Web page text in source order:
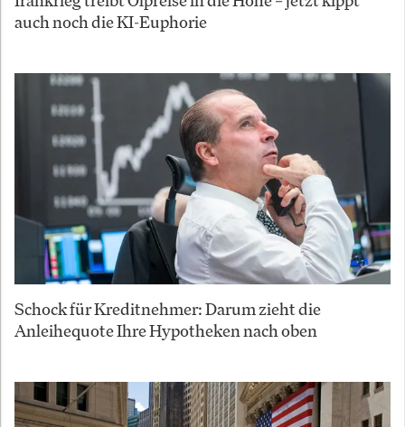
auch noch die KI-Euphorie
Schock für Kreditnehmer: Darum zieht die
Anleihequote Ihre Hypotheken nach oben